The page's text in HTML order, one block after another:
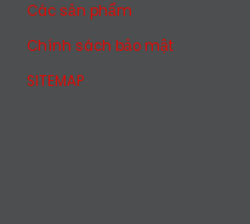
Các sản phẩm
Chính sách bảo mật
SITEMAP